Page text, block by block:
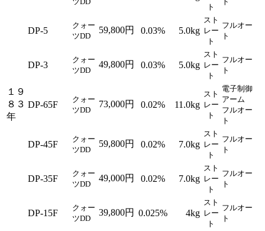
ト
DP-5
クォー
ツDD
59,800円 0.03% 5.0kg
スト
レー
ト
フルオー
ト
DP-3
クォー
ツDD
49,800円 0.03% 5.0kg
スト
レー
ト
フルオー
ト
１９
８３
年
DP-65F
クォー
ツDD
73,000円 0.02% 11.0kg
スト
レー
ト
電子制御
アーム
フルオー
ト
DP-45F
クォー
ツDD
59,800円 0.02% 7.0kg
スト
レー
ト
フルオー
ト
DP-35F
クォー
ツDD
49,000円 0.02% 7.0kg
スト
レー
ト
フルオー
ト
DP-15F
クォー
ツDD
39,800円 0.025% 4kg
スト
レー
ト
フルオー
ト